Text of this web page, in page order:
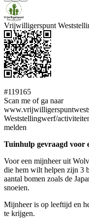
Vrijwilligerspunt
#119165
Scan me of ga naar
Weststellingwerf/
melden
Tuinhulp gevraagd voor
Voor een mijnheer uit
die hem wilt helpen zijn 3
aantal bomen zoals de
snoeien.
Mijnheer is op leeftijd en
te krijgen.